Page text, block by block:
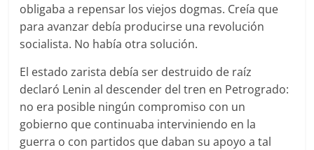
obligaba a repensar los viejos dogmas. Creía que
para avanzar debía producirse una revolución
socialista. No había otra solución.
El estado zarista debía ser destruido de raíz
declaró Lenin al descender del tren en Petrogrado:
no era posible ningún compromiso con un
gobierno que continuaba interviniendo en la
guerra o con partidos que daban su apoyo a tal